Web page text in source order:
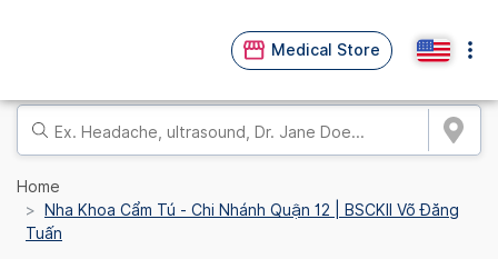
Medical Store
Home
Nha Khoa Cẩm Tú - Chi Nhánh Quận 12 | BSCKII Võ Đăng
Tuấn